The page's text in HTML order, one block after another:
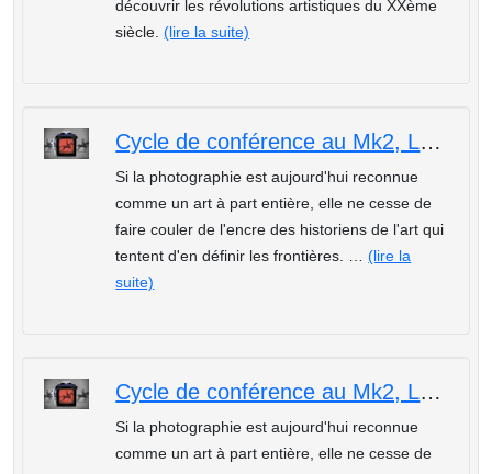
découvrir les révolutions artistiques du XXème
siècle.(lire la suite)
Cycle de conférence au Mk2, La Photographie : la photographie naturaliste
Si la photographie est aujourd'hui reconnue
comme un art à part entière, elle ne cesse de
faire couler de l'encre des historiens de l'art qui
tentent d'en définir les frontières. …(lire la
suite)
Cycle de conférence au Mk2, La Photographie : L'invention de la photographie
Si la photographie est aujourd'hui reconnue
comme un art à part entière, elle ne cesse de